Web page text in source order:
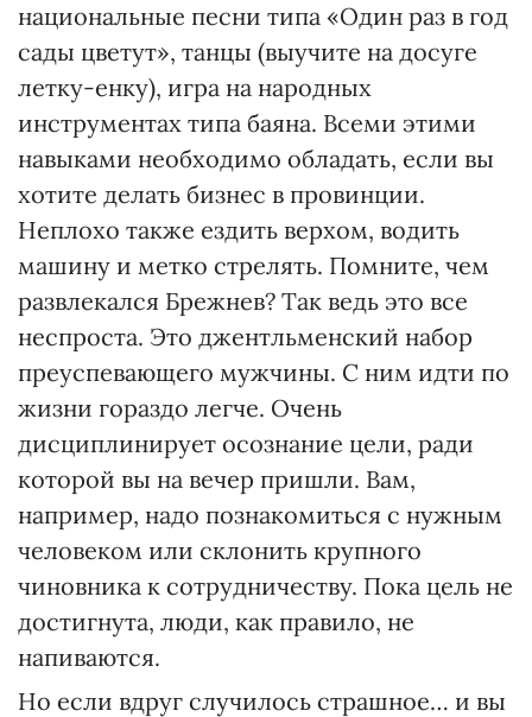
национальные песни типа «Один раз в год
сады цветут», танцы (выучите на досуге
летку-енку), игра на народных
инструментах типа баяна. Всеми этими
навыками необходимо обладать, если вы
хотите делать бизнес в провинции.
Неплохо также ездить верхом, водить
машину и метко стрелять. Помните, чем
развлекался Брежнев? Так ведь это все
неспроста. Это джентльменский набор
преуспевающего мужчины. С ним идти по
жизни гораздо легче. Очень
дисциплинирует осознание цели, ради
которой вы на вечер пришли. Вам,
например, надо познакомиться с нужным
человеком или склонить крупного
чиновника к сотрудничеству. Пока цель не
достигнута, люди, как правило, не
напиваются.
Но если вдруг случилось страшное… и вы